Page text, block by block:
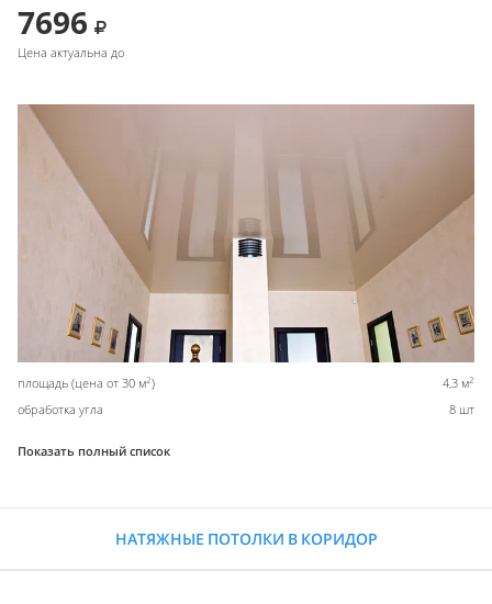
7696
Цена актуальна до
площадь (цена от 30 м2) 4,3 м2
обработка угла 8 шт
Показать полный список
НАТЯЖНЫЕ ПОТОЛКИ В КОРИДОР